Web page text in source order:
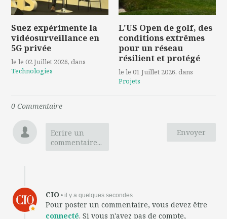
Suez expérimente la
vidéosurveillance en
5G privée
le le 02 Juillet 2026, dans
Technologies
L'US Open de golf, des
conditions extrêmes
pour un réseau
résilient et protégé
le le 01 Juillet 2026, dans
Projets
0 Commentaire
Envoyer
Ecrire un
commentaire...
CIO • il y a quelques secondes
Pour poster un commentaire, vous devez être
connecté. Si vous n'avez pas de compte,